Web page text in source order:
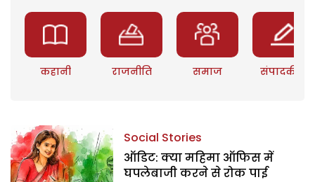
कहानी राजनीति समाज संपादकीय
Social Stories
ऑडिट: क्या महिमा ऑफिस में
घपलेबाजी करने से रोक पाई